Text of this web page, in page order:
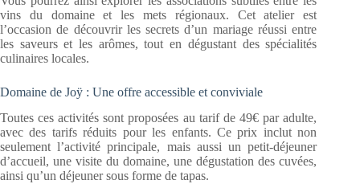
vins du domaine et les mets régionaux. Cet atelier est
l’occasion de découvrir les secrets d’un mariage réussi entre
les saveurs et les arômes, tout en dégustant des spécialités
culinaires locales.
Domaine de Joÿ : Une offre accessible et conviviale
Toutes ces activités sont proposées au tarif de 49€ par adulte,
avec des tarifs réduits pour les enfants. Ce prix inclut non
seulement l’activité principale, mais aussi un petit-déjeuner
d’accueil, une visite du domaine, une dégustation des cuvées,
ainsi qu’un déjeuner sous forme de tapas.